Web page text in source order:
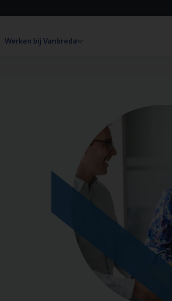
Werken bij Vanbreda